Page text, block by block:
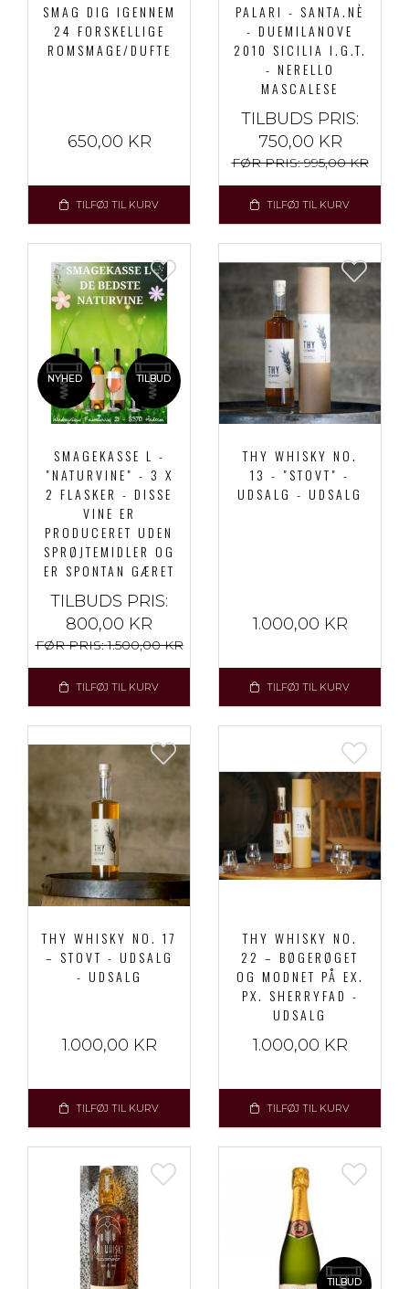
SMAG DIG IGENNEM
24 FORSKELLIGE
ROMSMAGE/DUFTE
650,00 KR
TILFØJ TIL KURV
PALARI - SANTA.NÈ
- DUEMILANOVE
2010 SICILIA I.G.T.
- NERELLO
MASCALESE
TILBUDS PRIS:
750,00 KR
FØR PRIS: 995,00 KR
TILFØJ TIL KURV
NYHED TILBUD
SMAGEKASSE L -
"NATURVINE" - 3 X
2 FLASKER - DISSE
VINE ER
PRODUCERET UDEN
SPRØJTEMIDLER OG
ER SPONTAN GÆRET
TILBUDS PRIS:
800,00 KR
FØR PRIS: 1.500,00 KR
TILFØJ TIL KURV
THY WHISKY NO.
13 - "STOVT" -
UDSALG - UDSALG
1.000,00 KR
TILFØJ TIL KURV
THY WHISKY NO. 17
– STOVT - UDSALG
- UDSALG
1.000,00 KR
TILFØJ TIL KURV
THY WHISKY NO.
22 – BØGERØGET
OG MODNET PÅ EX.
PX. SHERRYFAD -
UDSALG
1.000,00 KR
TILFØJ TIL KURV
TILBUD